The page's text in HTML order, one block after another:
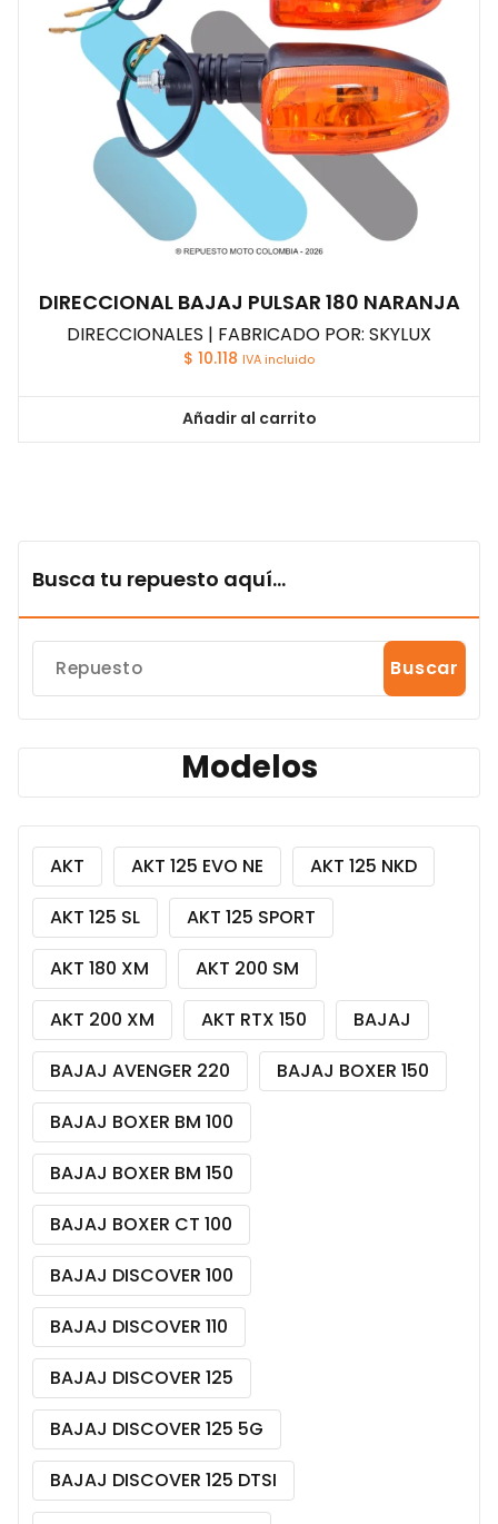
DIRECCIONAL BAJAJ PULSAR 180 NARANJA
DIRECCIONALES | FABRICADO POR: SKYLUX
$ 10.118 IVA incluido
Añadir al carrito
Busca tu repuesto aquí...
Buscar
Modelos
AKT AKT 125 EVO NE
AKT 125 NKD
AKT 125 SL
AKT 125 SPORT
AKT 180 XM
AKT 200 SM
AKT 200 XM
AKT RTX 150
BAJAJ
BAJAJ AVENGER 220
BAJAJ BOXER 150
BAJAJ BOXER BM 100
BAJAJ BOXER BM 150
BAJAJ BOXER CT 100
BAJAJ DISCOVER 100
BAJAJ DISCOVER 110
BAJAJ DISCOVER 125
BAJAJ DISCOVER 125 5G
BAJAJ DISCOVER 125 DTSI